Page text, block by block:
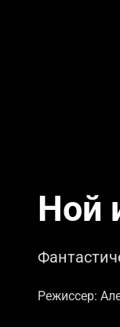
Ной
Режиссер: